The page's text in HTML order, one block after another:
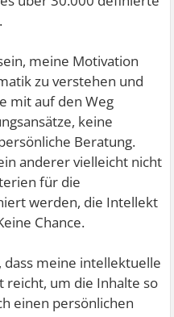
meine Motivation
zu verstehen und
mit auf den Weg
keine
Beratung.
anderer vielleicht nicht
für die
werden, die Intellekt
Chance.
meine intellektuelle
reicht, um die Inhalte so
einen persönlichen